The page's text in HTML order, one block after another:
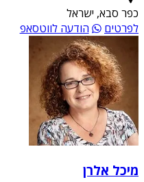
כפר סבא, ישראל
לפרטים
הודעה לווטסאפ
מיכל אלרן